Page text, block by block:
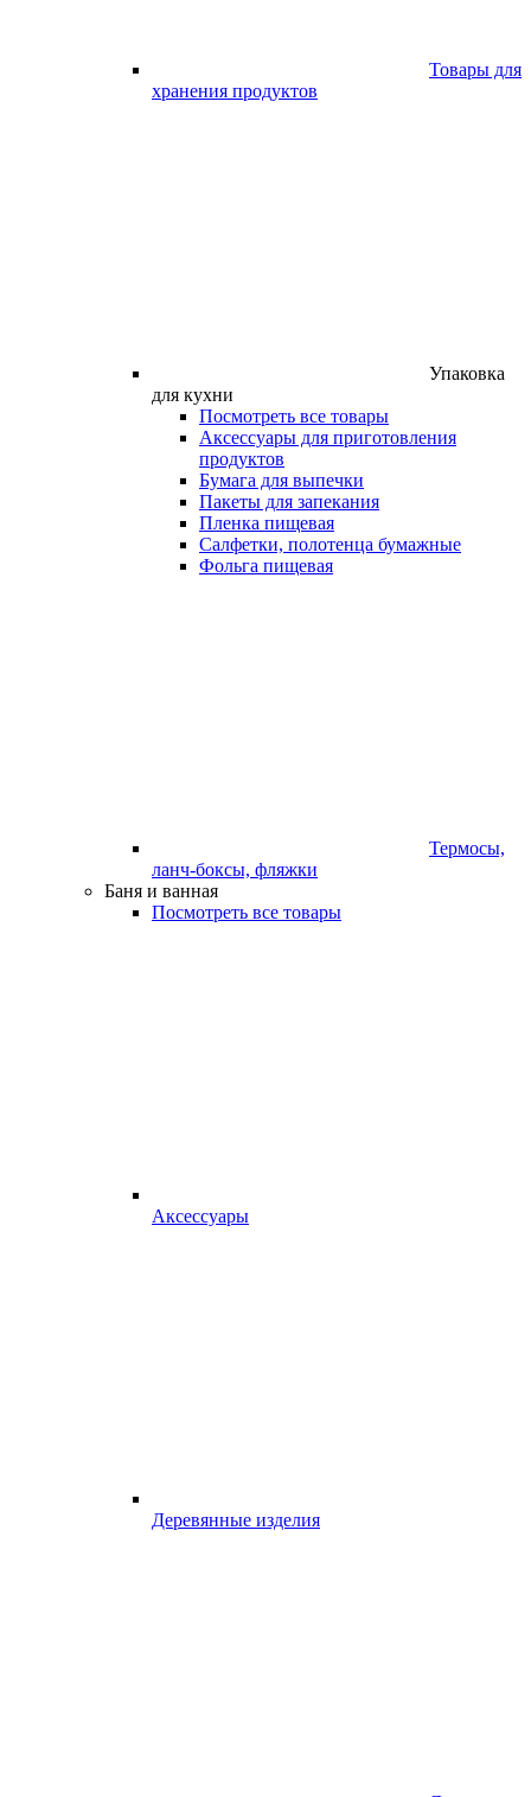
Товары для
хранения продуктов
Упаковка
для кухни
Посмотреть все товары
Аксессуары для приготовления
продуктов
Бумага для выпечки
Пакеты для запекания
Пленка пищевая
Салфетки, полотенца бумажные
Фольга пищевая
Термосы,
ланч-боксы, фляжки
Баня и ванная
Посмотреть все товары
Аксессуары
Деревянные изделия